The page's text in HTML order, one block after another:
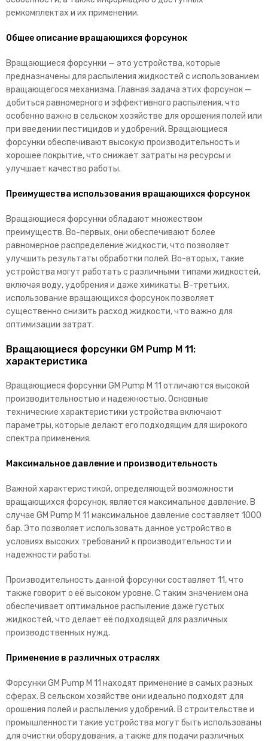
ремкомплектах и их применении.
Общее описание вращающихся форсунок
Вращающиеся форсунки — это устройства, которые
предназначены для распыления жидкостей с использованием
вращающегося механизма. Главная задача этих форсунок —
добиться равномерного и эффективного распыления, что
особенно важно в сельском хозяйстве для орошения полей или
при введении пестицидов и удобрений. Вращающиеся
форсунки обеспечивают высокую производительность и
хорошее покрытие, что снижает затраты на ресурсы и
улучшает качество работы.
Преимущества использования вращающихся форсунок
Вращающиеся форсунки обладают множеством
преимуществ. Во-первых, они обеспечивают более
равномерное распределение жидкости, что позволяет
улучшить результаты обработки полей. Во-вторых, такие
устройства могут работать с различными типами жидкостей,
включая воду, удобрения и даже химикаты. В-третьих,
использование вращающихся форсунок позволяет
существенно снизить расход жидкости, что важно для
оптимизации затрат.
Вращающиеся форсунки GM Pump M 11:
характеристика
Вращающиеся форсунки GM Pump M 11 отличаются высокой
производительностью и надежностью. Основные
технические характеристики устройства включают
параметры, которые делают его подходящим для широкого
спектра применения.
Максимальное давление и производительность
Важной характеристикой, определяющей возможности
вращающихся форсунок, является максимальное давление. В
случае GM Pump M 11 максимальное давление составляет 1000
бар. Это позволяет использовать данное устройство в
условиях высоких требований к производительности и
надежности работы.
Производительность данной форсунки составляет 11, что
также говорит о её высоком уровне. С таким значением она
обеспечивает оптимальное распыление даже густых
жидкостей, что делает её подходящей для различных
производственных нужд.
Применение в различных отраслях
Форсунки GM Pump M 11 находят применение в самых разных
сферах. В сельском хозяйстве они идеально подходят для
орошения полей и распыления удобрений. В строительстве и
промышленности такие устройства могут быть использованы
для очистки оборудования, а также для подачи различных